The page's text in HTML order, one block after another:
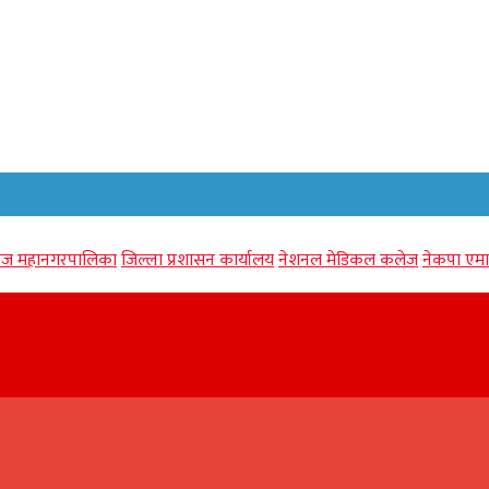
महानगरपालिकाजिल्ला प्रशासन कार्यालयनेशनल मेडिकल कलेजनेकपा